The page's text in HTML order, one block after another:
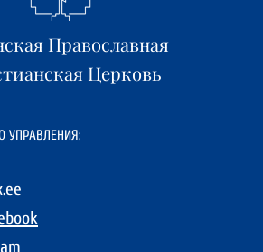
Православная
Церковь
УПРАВЛЕНИЯ: